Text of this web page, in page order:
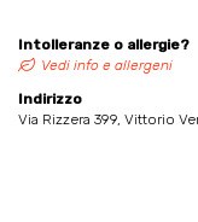
Intolleranze o allergie?
Vedi info e allergeni
Indirizzo
Via Rizzera 399, Vittorio